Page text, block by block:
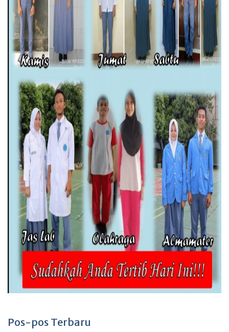
Pos-pos Terbaru